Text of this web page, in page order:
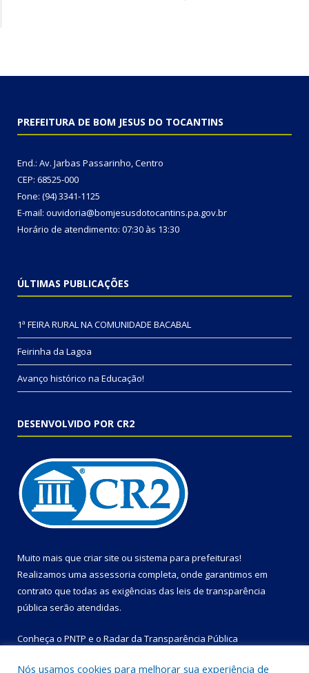
PREFEITURA DE BOM JESUS DO TOCANTINS
End.: Av. Jarbas Passarinho, Centro
CEP: 68525-000
Fone: (94) 3341-1125
E-mail: ouvidoria@bomjesusdotocantins.pa.gov.br
Horário de atendimento: 07:30 às 13:30
ÚLTIMAS PUBLICAÇÕES
1ª FEIRA RURAL NA COMUNIDADE BACABAL
Feirinha da Lagoa
Avanço histórico na Educação!
DESENVOLVIDO POR CR2
Muito mais que criar site ou sistema para prefeituras!
Realizamos uma assessoria completa, onde garantimos em
contrato que todas as exigências das leis de transparência
pública serão atendidas.
Conheça o PNTP e o Radar da Transparência Pública
Nós usamos cookies para melhorar sua experiência de